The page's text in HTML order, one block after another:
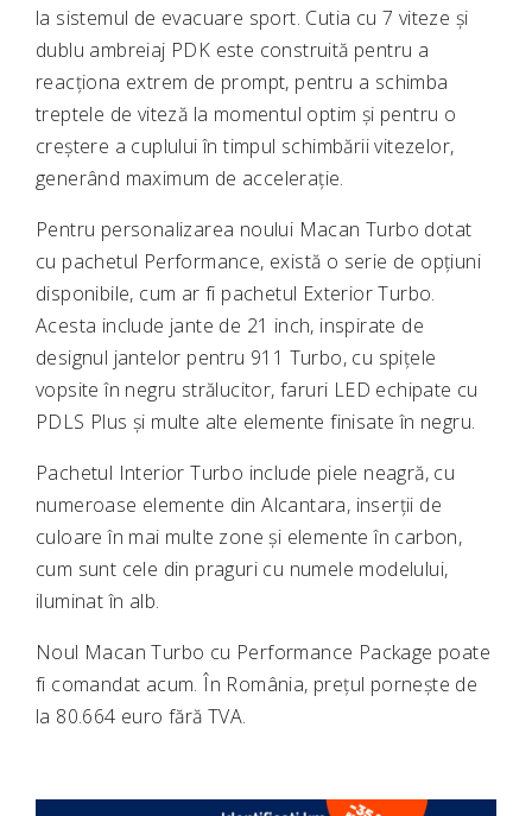
la sistemul de evacuare sport. Cutia cu 7 viteze și
dublu ambreiaj PDK este construită pentru a
reacționa extrem de prompt, pentru a schimba
treptele de viteză la momentul optim și pentru o
creștere a cuplului în timpul schimbării vitezelor,
generând maximum de accelerație.
Pentru personalizarea noului Macan Turbo dotat
cu pachetul Performance, există o serie de opțiuni
disponibile, cum ar fi pachetul Exterior Turbo.
Acesta include jante de 21 inch, inspirate de
designul jantelor pentru 911 Turbo, cu spițele
vopsite în negru strălucitor, faruri LED echipate cu
PDLS Plus și multe alte elemente finisate în negru.
Pachetul Interior Turbo include piele neagră, cu
numeroase elemente din Alcantara, inserții de
culoare în mai multe zone și elemente în carbon,
cum sunt cele din praguri cu numele modelului,
iluminat în alb.
Noul Macan Turbo cu Performance Package poate
fi comandat acum. În România, prețul pornește de
la 80.664 euro fără TVA.